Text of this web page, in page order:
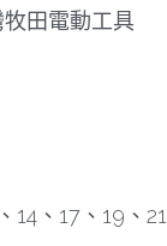
田電動工具
14、17、19、